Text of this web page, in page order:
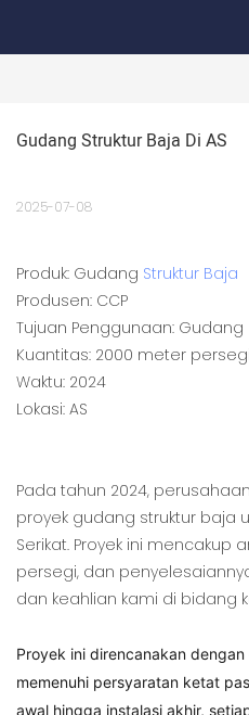
Gudang Struktur Baja Di AS
2025-07-08
Produk: Gudang Struktur Baja
Produsen: CCP
Tujuan Penggunaan: Gudang
Kuantitas: 2000 meter persegi
Waktu: 2024
Lokasi: AS
Pada tahun 2024,
proyek gudang struktur baja
Serikat. Proyek ini mencakup
persegi, dan
dan keahlian kami di bidang
Proyek ini direncanakan
memenuhi persyaratan ketat
awal hingga instalasi akhir,